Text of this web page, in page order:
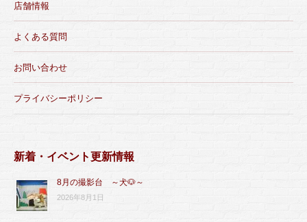
店舗情報
よくある質問
お問い合わせ
プライバシーポリシー
新着・イベント更新情報
8月の撮影台 ～犬🐶～
2026年8月1日